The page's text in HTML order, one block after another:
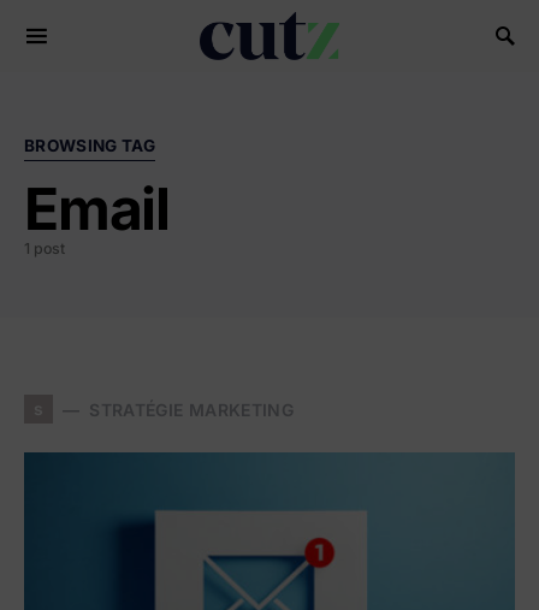
Search for:
BROWSING TAG
Email
1 post
STRATÉGIE MARKETING